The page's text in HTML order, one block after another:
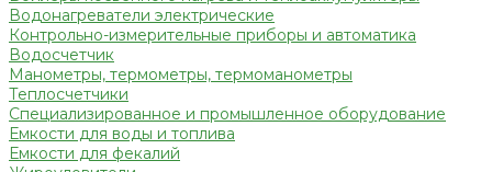
Водонагреватели электрические
Контрольно-измерительные приборы и автоматика
Водосчетчик
Манометры, термометры, термоманометры
Теплосчетчики
Специализированное и промышленное оборудование
Емкости для воды и топлива
Емкости для фекалий